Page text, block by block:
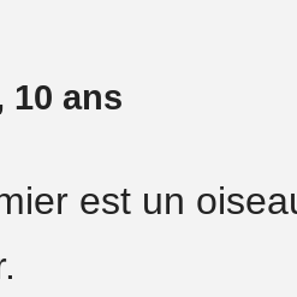
10 ans
est un